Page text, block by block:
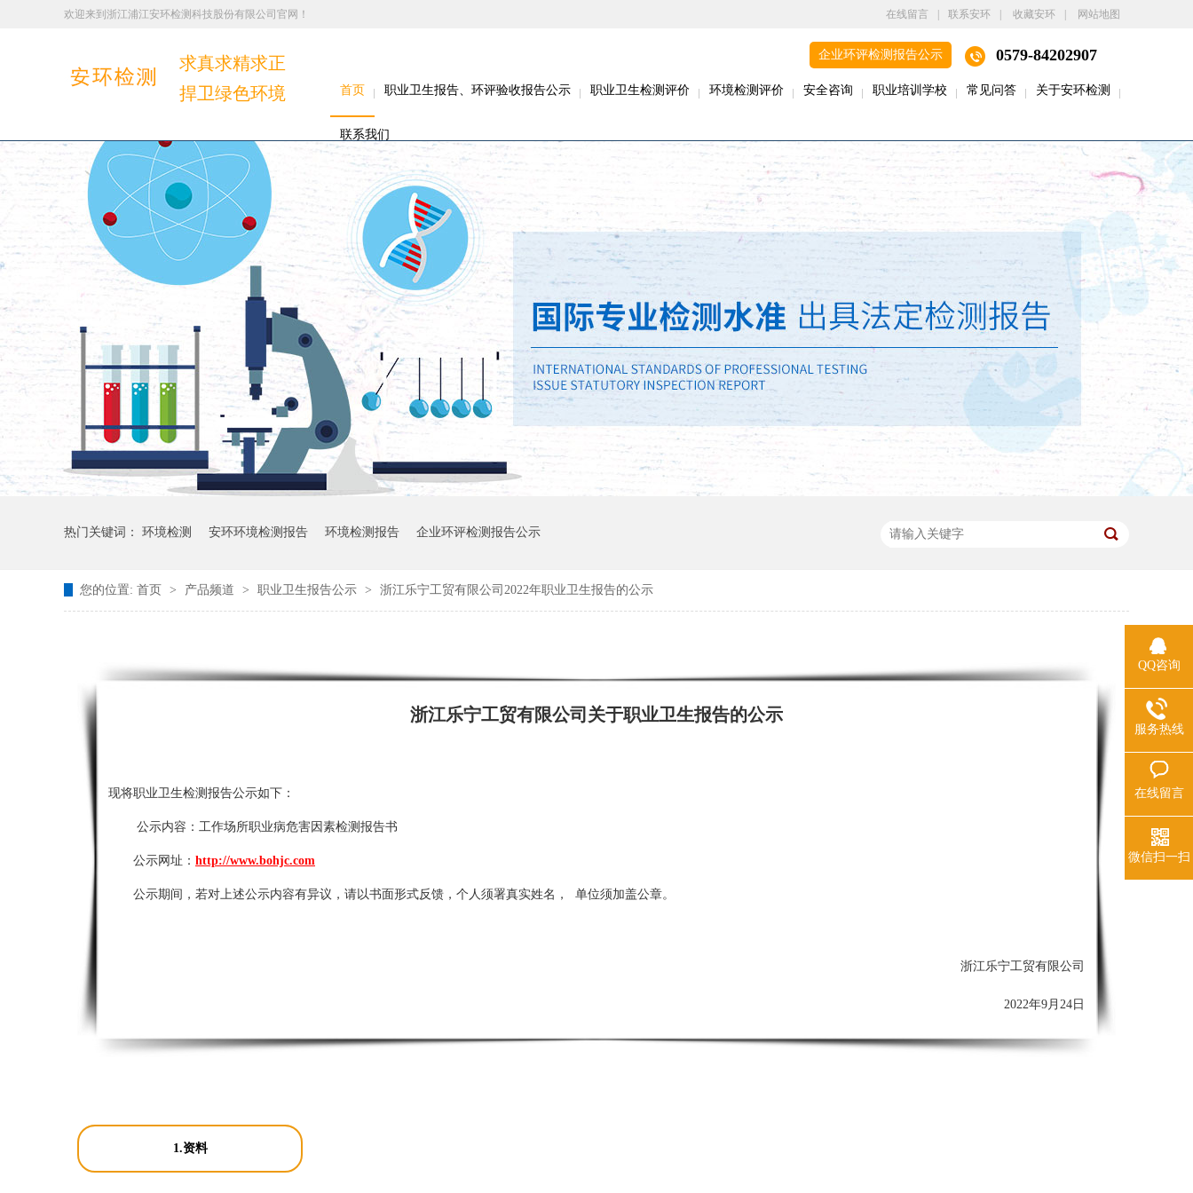
在线留言 联系安环 收藏安环 网站地图
欢迎来到浙江浦江安环检测科技股份有限公司官网！
求真求精求正
捍卫绿色环境
企业环评检测报告公示 0579-84202907
首页 职业卫生报告、环评验收报告公示 职业卫生检测评价 环境检测评价 安全咨询 职业培训学校 常见问答 关于安环检测
联系我们
热门关键词： 环境检测 安环环境检测报告 环境检测报告 企业环评检测报告公示
您的位置: 首页 > 产品频道 > 职业卫生报告公示 > 浙江乐宁工贸有限公司2022年职业卫生报告的公示
浙江乐宁工贸有限公司关于职业卫生报告的公示
现将职业卫生检测报告公示如下：
公示内容： 工作场所职业病危害因素检测报告书
公示网址： http://www.bohjc.com
公示期间，若对上述公示内容有异议，请以书面形式反馈，个人须署真实姓名， 单位须加盖公章。
浙江乐宁工贸有限公司
2022年9月24 日
1.资料
QQ咨询
服务热线
在线留言
微信扫一扫